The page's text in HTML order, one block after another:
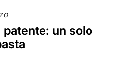
patente: un solo